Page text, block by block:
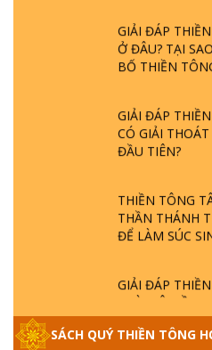
GIẢI ĐÁP
Ở ĐÂU? TẠI
BỐ THIỀN
GIẢI ĐÁP
CÓ GIẢI
ĐẦU TIÊN?
THIỀN TÔNG
THẦN THÁNH
ĐỂ LÀM SÚC
GIẢI ĐÁP
LOÀI CÔ HỒN -
SÁCH QUÝ THIỀN TÔNG